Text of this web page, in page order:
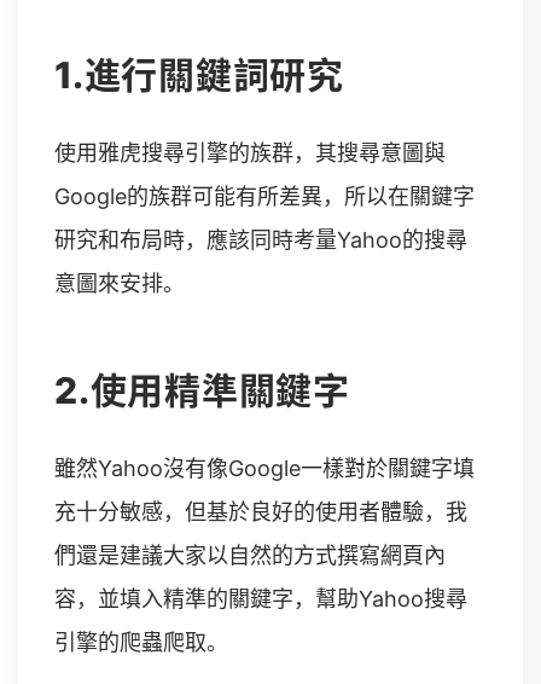
1.進行關鍵詞研究
使用雅虎搜尋引擎的族群，其搜尋意圖與
Google的族群可能有所差異，所以在關鍵字
研究和布局時，應該同時考量Yahoo的搜尋
意圖來安排。
2.使用精準關鍵字
雖然Yahoo沒有像Google一樣對於關鍵字填
充十分敏感，但基於良好的使用者體驗，我
們還是建議大家以自然的方式撰寫網頁內
容，並填入精準的關鍵字，幫助Yahoo搜尋
引擎的爬蟲爬取。